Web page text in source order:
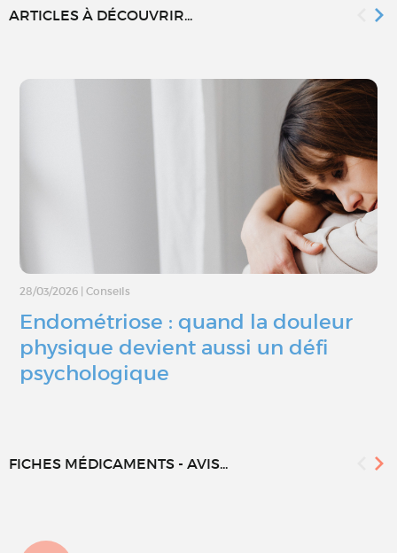
ARTICLES À DÉCOUVRIR...
28/03/2026 | Conseils
Endométriose : quand la douleur
physique devient aussi un défi
psychologique
FICHES MÉDICAMENTS - AVIS...